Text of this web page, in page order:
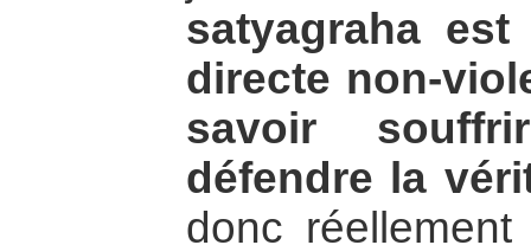
satyagraha est
directe non-
savoir
défendre la
donc